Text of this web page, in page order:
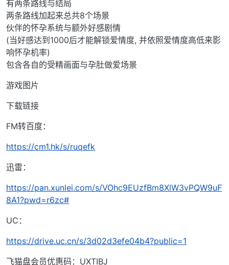
有两条路线与结局
两条路线加起来总共8个场景
伙伴的怀孕系统与额外好感剧情
(当好感达到1000后才能解锁爱情度, 并依照爱情度高低来影
响怀孕机率)
包含各自的受精画面与孕肚做爱场景
游戏图片
下载链接
FM转百度：
https://cm1.hk/s/ruqefk
迅雷：
https://pan.xunlei.com/s/VOhc9EUzfBm8XlW3vPQW9uF
8A1?pwd=r6zc#
UC：
https://drive.uc.cn/s/3d02d3efe04b4?public=1
飞猫盘会员优惠码：UXTIBJ